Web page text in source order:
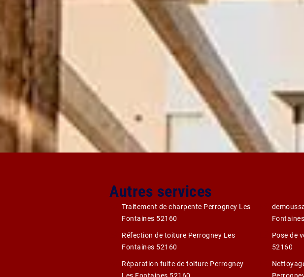
Autres services
Traitement de charpente Perrogney Les
Fontaines 52160
Réfection de toiture Perrogney Les
Fontaines 52160
Réparation fuite de toiture Perrogney
Les Fontaines 52160
Pose de
52160